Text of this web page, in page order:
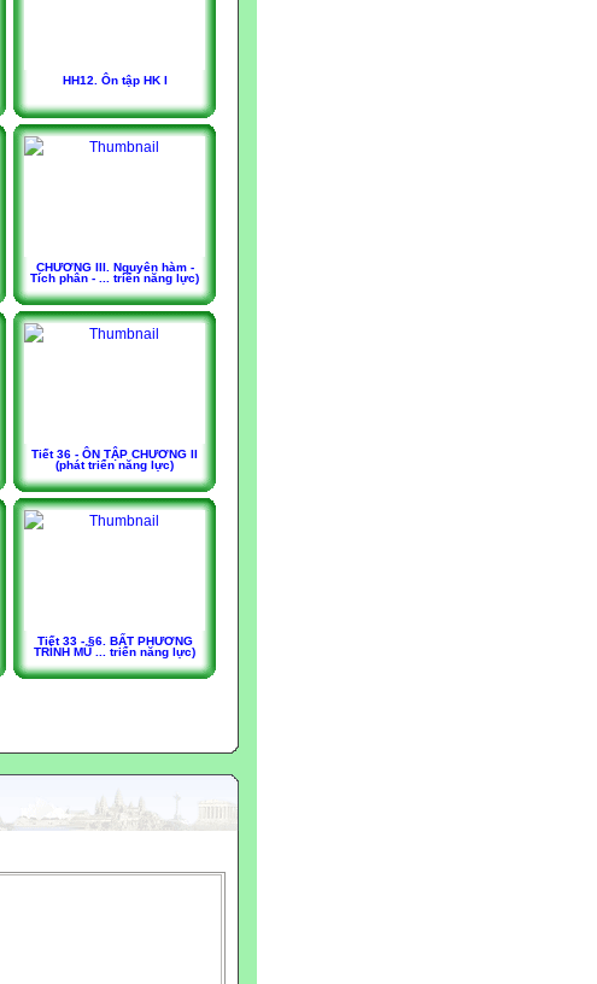
HH12. Ôn tập HK I
CHƯƠNG III. Nguyên hàm -
Tích phân - ... triển năng lực)
Tiết 36 - ÔN TẬP CHƯƠNG II
(phát triển năng lực)
Tiết 33 - §6. BẤT PHƯƠNG
TRÌNH MŨ ... triển năng lực)